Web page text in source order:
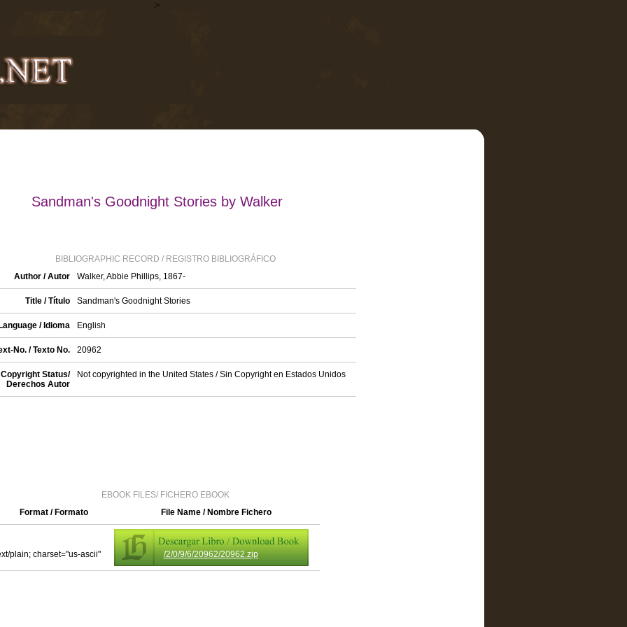
>
Sandman's Goodnight Stories by Walker
BIBLIOGRAPHIC RECORD / REGISTRO BIBLIOGRÁFICO
Author / Autor
Walker, Abbie Phillips, 1867-
Title / Título Sandman's Goodnight Stories
Language / Idioma English
No. / Texto No. 20962
Copyright Status/
Derechos Autor
Not copyrighted in the United States / Sin Copyright en Estados Unidos
EBOOK FILES/ FICHERO EBOOK
Format / Formato
File Name / Nombre Fichero
plain; charset="us-ascii" /2/0/9/6/20962/20962.zip